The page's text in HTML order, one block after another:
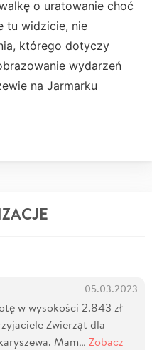
o uratowanie choć
tu widzicie, nie
którego dotyczy
wydarzeń
na Jarmarku
05.03.2023
w wysokości 2.843 zł
Zwierząt dla
Mam… Zobacz